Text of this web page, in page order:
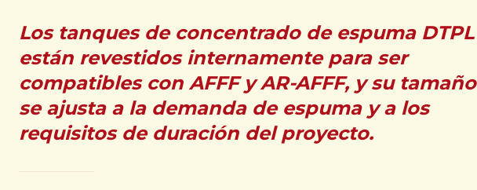
Los tanques de concentrado de espuma DTPL
están revestidos internamente para ser
compatibles con AFFF y AR-AFFF, y su tamaño
se ajusta a la demanda de espuma y a los
requisitos de duración del proyecto.